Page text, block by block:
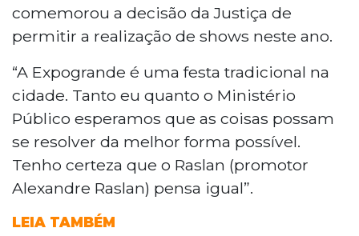
comemorou a decisão da Justiça de
permitir a realização de shows neste ano.
“A Expogrande é uma festa tradicional na
cidade. Tanto eu quanto o Ministério
Público esperamos que as coisas possam
se resolver da melhor forma possível.
Tenho certeza que o Raslan (promotor
Alexandre Raslan) pensa igual”.
LEIA TAMBÉM